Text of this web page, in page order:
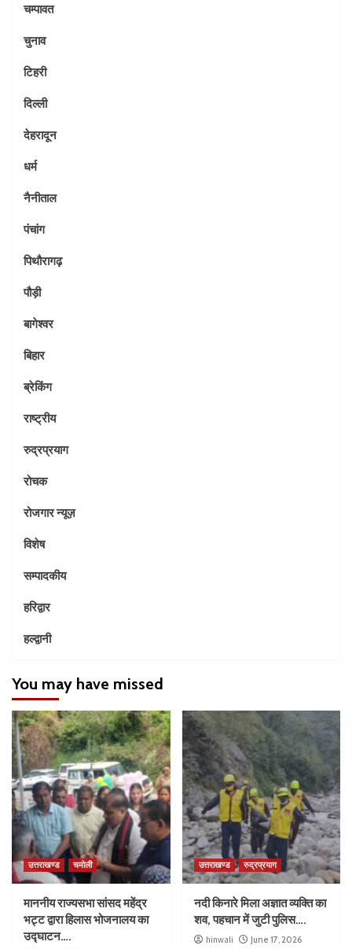
चम्पावत
चुनाव
टिहरी
दिल्ली
देहरादून
धर्म
नैनीताल
पंचांग
पिथौरागढ़
पौड़ी
बागेश्वर
बिहार
ब्रेकिंग
राष्ट्रीय
रुद्रप्रयाग
रोचक
रोजगार न्यूज़
विशेष
सम्पादकीय
हरिद्वार
हल्द्वानी
You may have missed
उत्तराखण्ड चमोली
माननीय राज्यसभा सांसद महेंद्र
भट्ट द्वारा हिलास भोजनालय का
उद्घाटन….
उत्तराखण्ड रुद्रप्रयाग
नदी किनारे मिला अज्ञात व्यक्ति का
शव, पहचान में जुटी पुलिस….
hinwali June 17, 2026